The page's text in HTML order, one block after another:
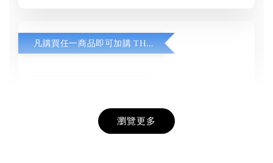
凡購買任一商品即可加購 THT 九週年紀念 T-shirt
瀏覽更多